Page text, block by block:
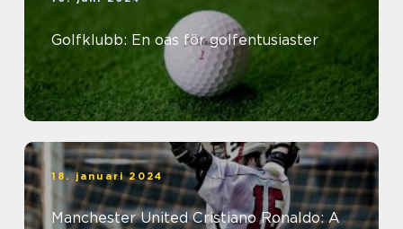
Golfklubb: En oas för golfentusiaster
18. januari 2024
Manchester United Cristiano Ronaldo: A